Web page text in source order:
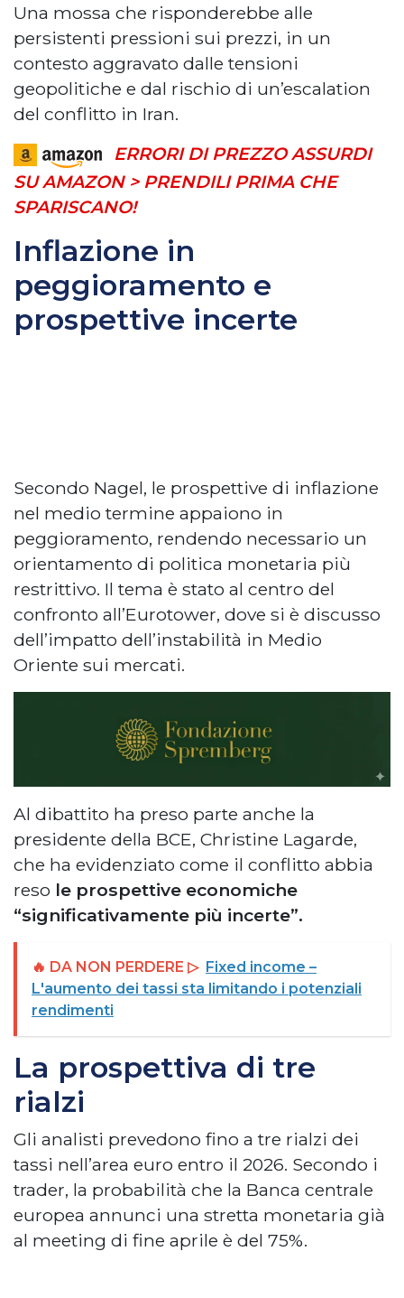
Una mossa che risponderebbe alle
persistenti pressioni sui prezzi, in un
contesto aggravato dalle tensioni
geopolitiche e dal rischio di un’escalation
del conflitto in Iran.
ERRORI DI PREZZO ASSURDI
SU AMAZON > PRENDILI PRIMA CHE
SPARISCANO!
Inflazione in
peggioramento e
prospettive incerte
Secondo Nagel, le prospettive di inflazione
nel medio termine appaiono in
peggioramento, rendendo necessario un
orientamento di politica monetaria più
restrittivo. Il tema è stato al centro del
confronto all’Eurotower, dove si è discusso
dell’impatto dell’instabilità in Medio
Oriente sui mercati.
Al dibattito ha preso parte anche la
presidente della BCE, Christine Lagarde,
che ha evidenziato come il conflitto abbia
reso le prospettive economiche
“significativamente più incerte”.
🔥 DA NON PERDERE ▷ Fixed income –
L'aumento dei tassi sta limitando i potenziali
rendimenti
La prospettiva di tre
rialzi
Gli analisti prevedono fino a tre rialzi dei
tassi nell’area euro entro il 2026. Secondo i
trader, la probabilità che la Banca centrale
europea annunci una stretta monetaria già
al meeting di fine aprile è del 75%.